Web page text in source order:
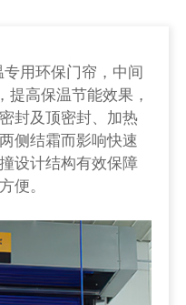
用环保门帘，中间
提高保温节能效果，
封及顶密封、加热
侧结霜而影响快速
设计结构有效保障
便。